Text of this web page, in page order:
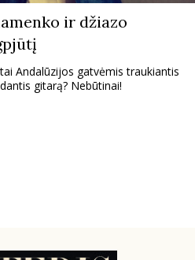
ir džiazo
Andalūzijos gatvėmis traukiantis
gitarą? Nebūtinai!